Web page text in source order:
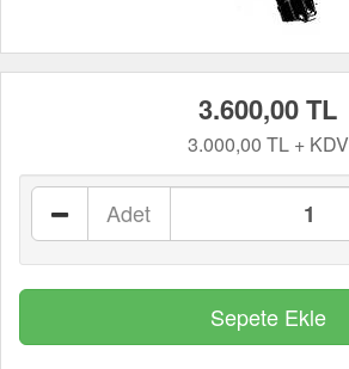
3.600,00 TL
3.000,00 TL + KDV
Adet